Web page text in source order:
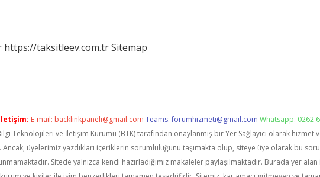
https://taksitleev.com.trSitemap
E-mail: backlinkpaneli@gmail.com Teams:forumhizmeti@gmail.com Whatsapp: 0262
Teknolojileri ve İletişim Kurumu (BTK) tarafından onaylanmış bir Yer Sağlayıcı olarak
üyelerimiz yazdıkları içeriklerin sorumluluğunu taşımakta olup, siteye üye olarak bu
Sitede yalnızca kendi hazırladığımız makaleler paylaşılmaktadır. Burada yer